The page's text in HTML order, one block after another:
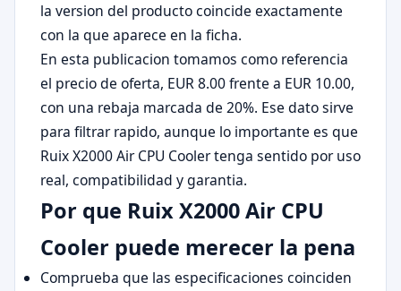
la version del producto coincide exactamente
con la que aparece en la ficha.
En esta publicacion tomamos como referencia
el precio de oferta, EUR 8.00 frente a EUR 10.00,
con una rebaja marcada de 20%. Ese dato sirve
para filtrar rapido, aunque lo importante es que
Ruix X2000 Air CPU Cooler tenga sentido por uso
real, compatibilidad y garantia.
Por que Ruix X2000 Air CPU
Cooler puede merecer la pena
Comprueba que las especificaciones coinciden